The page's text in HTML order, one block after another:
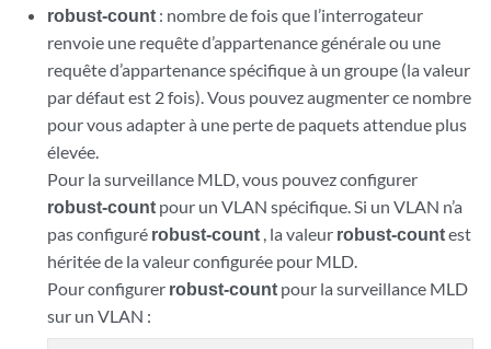
robust-count : nombre de fois que l’interrogateur
renvoie une requête d’appartenance générale ou une
requête d’appartenance spécifique à un groupe (la valeur
par défaut est 2 fois). Vous pouvez augmenter ce nombre
pour vous adapter à une perte de paquets attendue plus
élevée.
Pour la surveillance MLD, vous pouvez configurer
robust-count pour un VLAN spécifique. Si un VLAN n’a
pas configuré robust-count , la valeur robust-countest
héritée de la valeur configurée pour MLD.
Pour configurer robust-count pour la surveillance MLD
sur un VLAN :